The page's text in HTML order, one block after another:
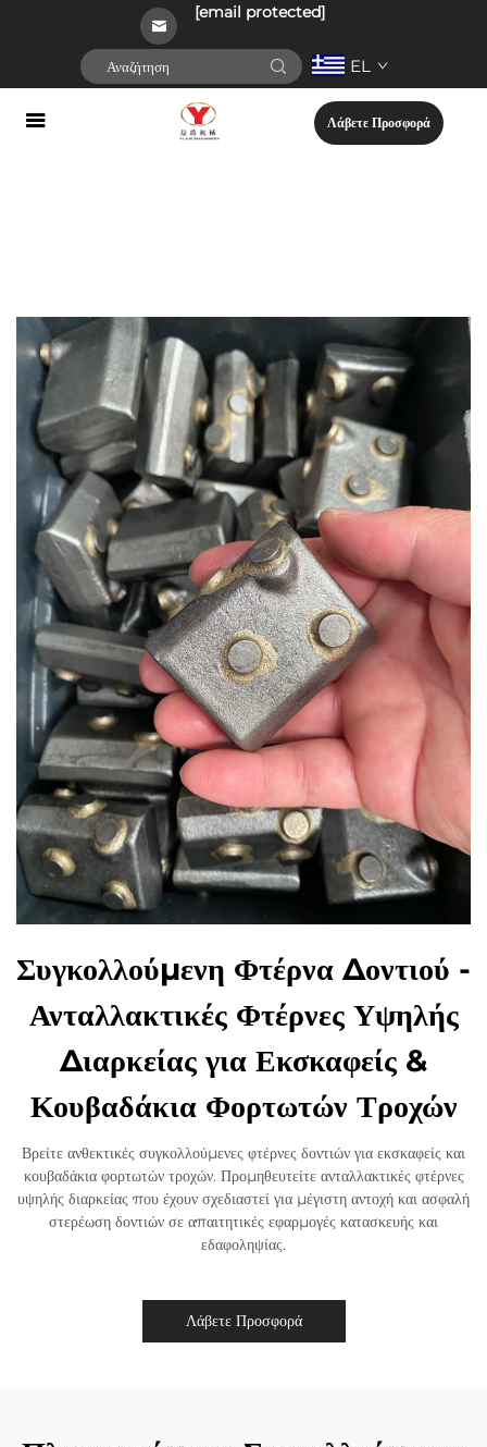
[email protected]
EL
Λάβετε Προσφορά
Συγκολλούμενη Φτέρνα Δοντιού -
Ανταλλακτικές Φτέρνες Υψηλής
Διαρκείας για Εκσκαφείς &
Κουβαδάκια Φορτωτών Τροχών
Βρείτε ανθεκτικές συγκολλούμενες φτέρνες δοντιών για εκσκαφείς και
κουβαδάκια φορτωτών τροχών. Προμηθευτείτε ανταλλακτικές φτέρνες
υψηλής διαρκείας που έχουν σχεδιαστεί για μέγιστη αντοχή και ασφαλή
στερέωση δοντιών σε απαιτητικές εφαρμογές κατασκευής και
εδαφοληψίας.
Λάβετε Προσφορά